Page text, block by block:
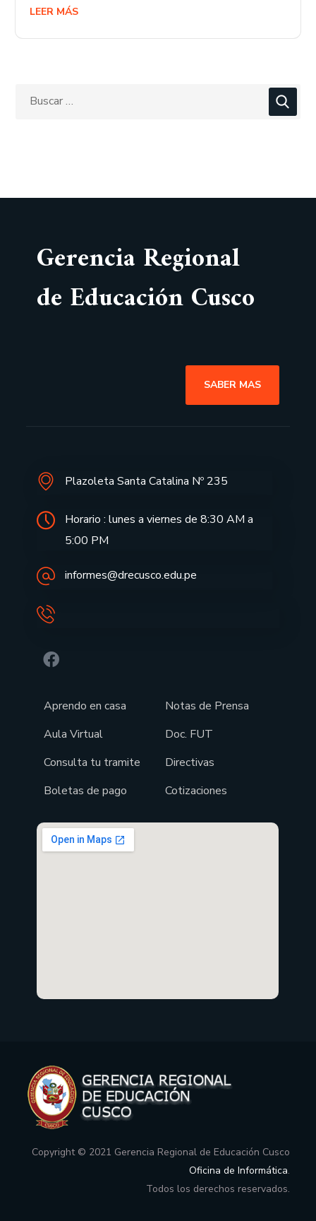
LEER MÁS
Gerencia Regional
de Educación Cusco
SABER MAS
Plazoleta Santa Catalina Nº 235
Horario : lunes a viernes de 8:30 AM a
5:00 PM
informes@drecusco.edu.pe
Aprendo en casa
Aula Virtual
Consulta tu tramite
Boletas de pago
Notas de Prensa
Doc. FUT
Directivas
Cotizaciones
Copyright © 2021 Gerencia Regional de Educación Cusco
Oficina de Informática.
Todos los derechos reservados.